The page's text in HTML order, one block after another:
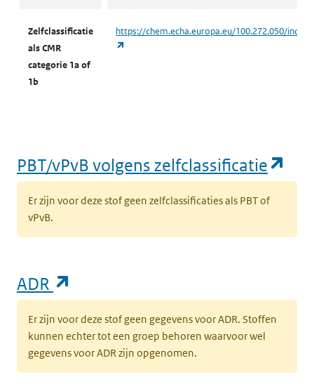
Zelfclassificatie
als CMR
categorie 1a of
1b
https://chem.echa.europa.eu/100.272.050/
PBT/vPvB volgens zelfclassificatie
Er zijn voor deze stof geen zelfclassificaties als PBT of
vPvB.
ADR
Er zijn voor deze stof geen gegevens voor ADR. Stoffen
kunnen echter tot een groep behoren waarvoor wel
gegevens voor ADR zijn opgenomen.